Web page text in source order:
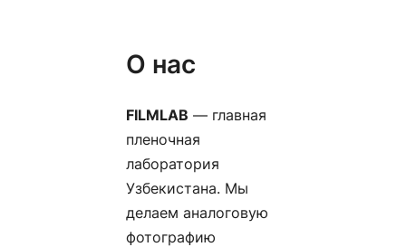
О нас
FILMLAB — главная
пленочная
лаборатория
Узбекистана. Мы
делаем аналоговую
фотографию